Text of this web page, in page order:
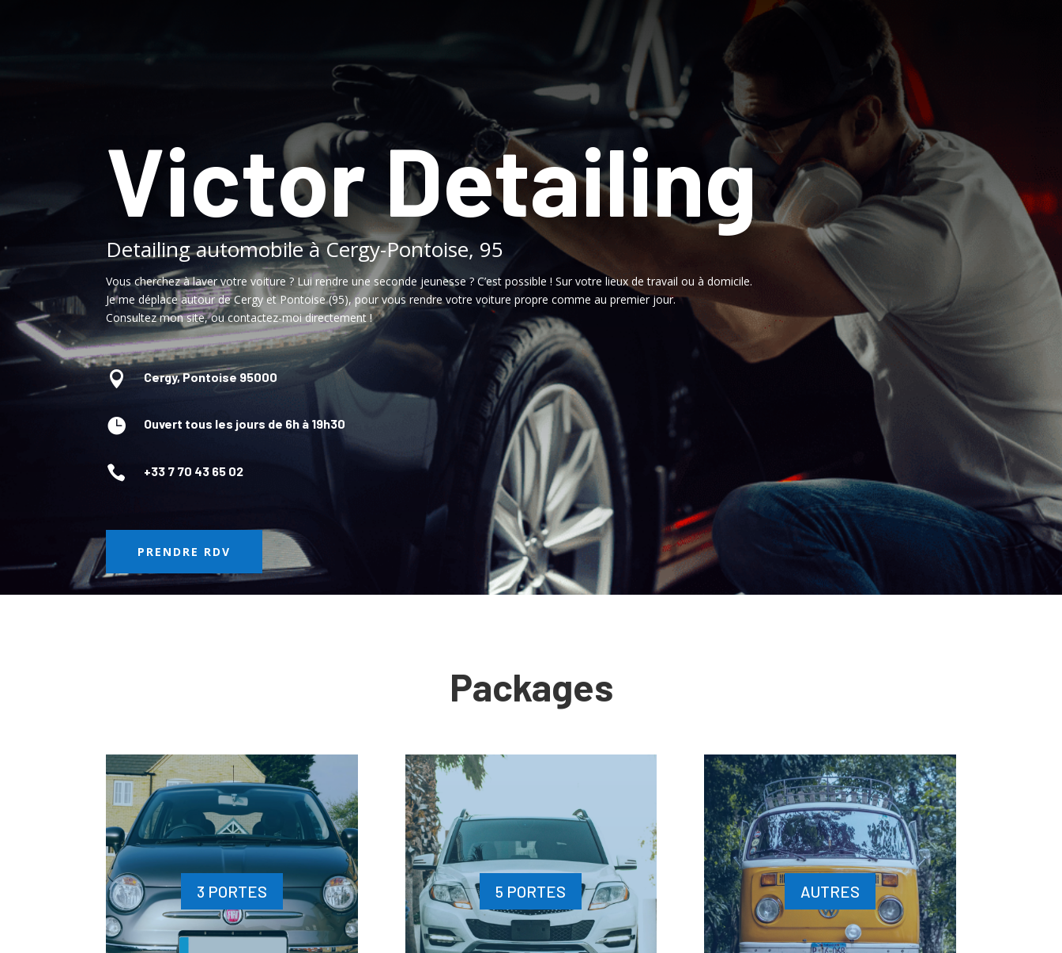
Victor Detailing
Detailing automobile à Cergy-Pontoise, 95
Vous cherchez à laver votre voiture ? Lui rendre une seconde jeunesse ? C’est possible ! Sur votre lieux de travail ou à domicile.
Je me déplace autour de Cergy et Pontoise (95), pour vous rendre votre voiture propre comme au premier jour.
Consultez mon site, ou contactez-moi directement !
 Cergy, Pontoise 95000
 Ouvert tous les jours de 6h à 19h30
 +33 7 70 43 65 02
PRENDRE RDV
Packages
3 PORTES 5 PORTES AUTRES